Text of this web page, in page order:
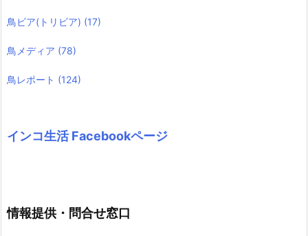
鳥ビア(トリビア) (17)
鳥メディア (78)
鳥レポート (124)
インコ生活 Facebookページ
情報提供・問合せ窓口